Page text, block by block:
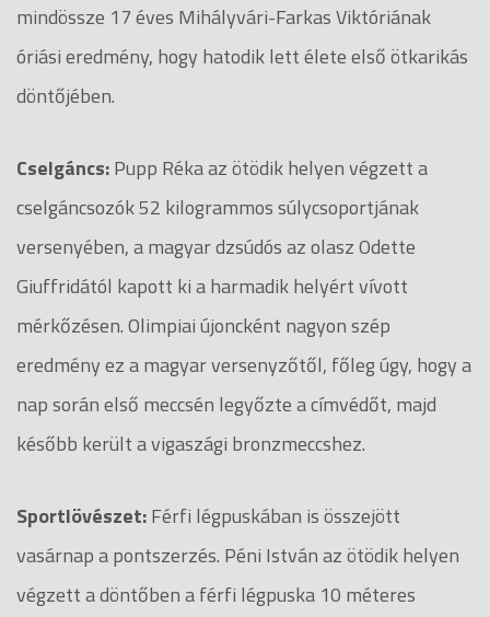
mindössze 17 éves Mihályvári-Farkas Viktóriának
óriási eredmény, hogy hatodik lett élete első ötkarikás
döntőjében.
Cselgáncs:Pupp Réka az ötödik helyen végzett a
cselgáncsozók 52 kilogrammos súlycsoportjának
versenyében, a magyar dzsúdós az olasz Odette
Giuffridától kapott ki a harmadik helyért vívott
mérkőzésen. Olimpiai újoncként nagyon szép
eredmény ez a magyar versenyzőtől, főleg úgy, hogy a
nap során első meccsén legyőzte a címvédőt, majd
később került a vigaszági bronzmeccshez.
Sportlövészet:Férfi légpuskában is összejött
vasárnap a pontszerzés. Péni István az ötödik helyen
végzett a döntőben a férfi légpuska 10 méteres